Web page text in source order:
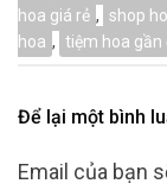
hoa giá rẻ , shop
hoa , tiệm hoa gần
Để lại một bình
Email của bạn